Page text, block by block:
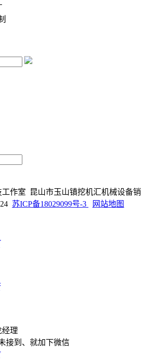
作室 昆山市玉山镇挖机汇机械设备销
苏ICP备18029099号-3 网站地图
经理
接到、就加下微信